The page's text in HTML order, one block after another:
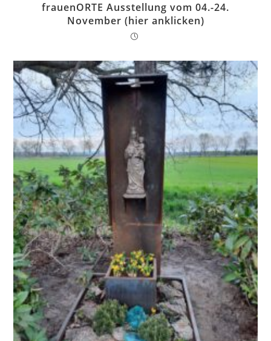
frauenORTE Ausstellung vom 04.-24.
November (hier anklicken)